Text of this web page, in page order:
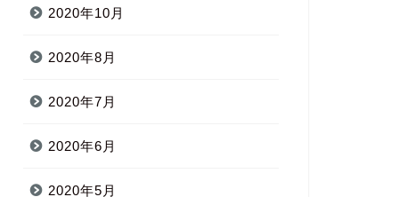
2020年10月
2020年8月
2020年7月
2020年6月
2020年5月